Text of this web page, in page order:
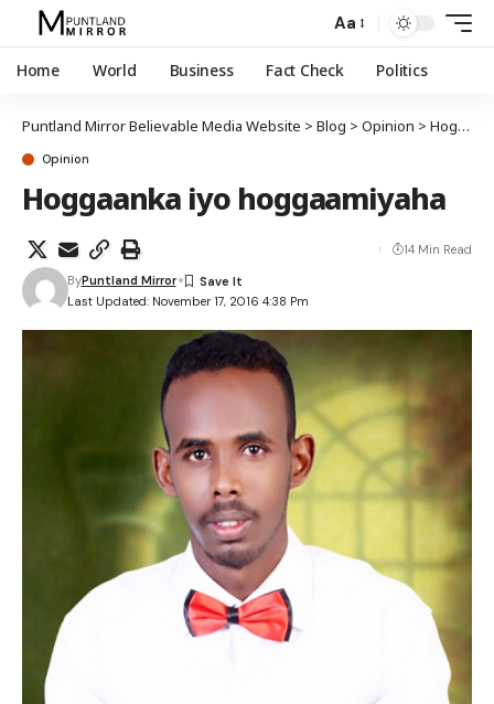
Aa
Home World Business Fact Check Politics
Puntland Mirror Believable Media Website > Blog > Opinion > Hoggaanka iyo hoggaamiyaha
Opinion
Hoggaanka iyo hoggaamiyaha
Last Updated: November 17, 2016 4:38 Pm
ByPuntland Mirror
14 Min Read